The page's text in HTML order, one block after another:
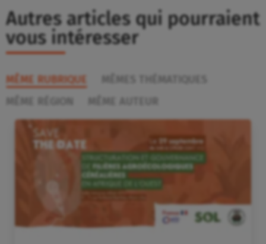
Autres articles qui pourraient
vous intéresser
MÊME RUBRIQUE